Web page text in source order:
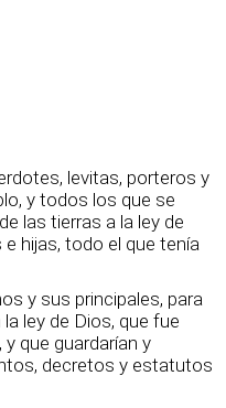
levitas, porteros y
y todos los que se
las tierras a la ley de
hijas, todo el que tenía
y sus principales, para
ley de Dios, que fue
que guardarían y
decretos y estatutos